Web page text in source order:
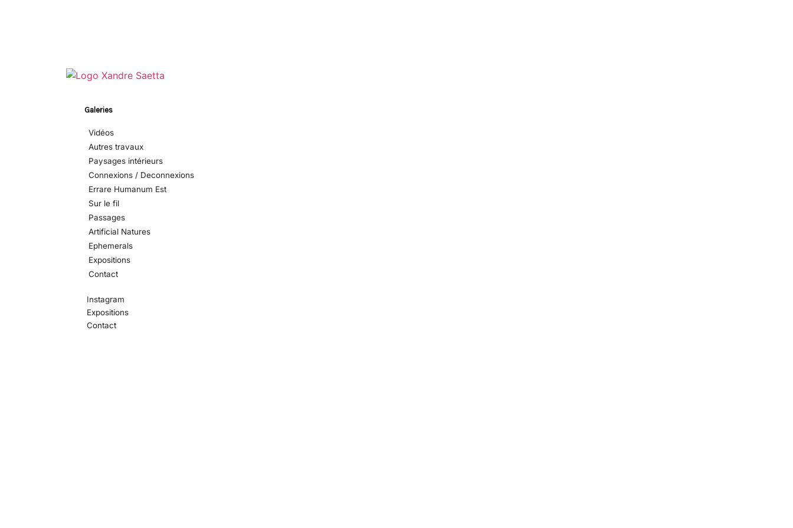
Galeries
Vidéos
Autres travaux
Paysages intérieurs
Connexions / Deconnexions
Errare Humanum Est
Sur le fil
Passages
Artificial Natures
Ephemerals
Expositions
Contact
Instagram
Expositions
Contact